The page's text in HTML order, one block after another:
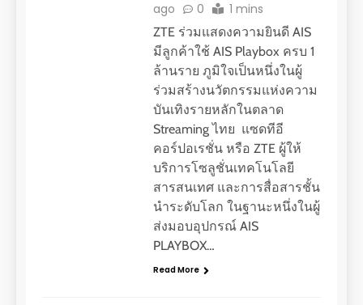
ago
0 1 mins
ZTE ร่วมแสดงความยินดี AIS
มีลูกค้าใช้ AIS Playbox ครบ 1
ล้านราย ภูมิใจเป็นหนึ่งในผู้
ร่วมสร้างนวัตกรรมแห่งความ
บันเทิงรายหลักในตลาด
Streaming ไทย แซดทีอี
คอร์ปอเรชั่น หรือ ZTE ผู้ให้
บริการโซลูชั่นเทคโนโลยี
สารสนเทศ และการสื่อสารชั้น
นำระดับโลก ในฐานะหนึ่งในผู้
ส่งมอบอุปกรณ์ AIS
PLAYBOX…
Read More